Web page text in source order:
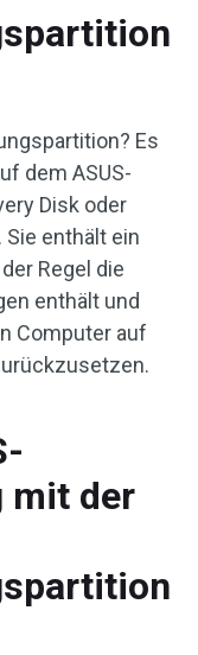
Es
dem ASUS-
Disk oder
Sie enthält ein
Regel die
enthält und
Computer auf
mit der